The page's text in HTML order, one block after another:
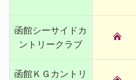
函館シーサイドカ
ントリークラブ
函館ＫＧカントリ